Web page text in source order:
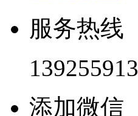
服务热线
添加微信